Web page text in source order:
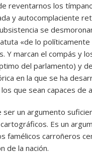
reventarnos los
y autocomplaciente
se
«de lo
Y marcan el compás y
del parlamento) y
en la que se ha
que sean capaces de
ser un argumento
Es un
famélicos carroñeros
de la nación.